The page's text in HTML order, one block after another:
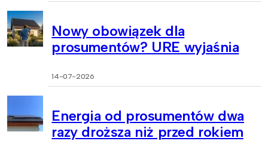
Nowy obowiązek dla
prosumentów? URE wyjaśnia
14-07-2026
Energia od prosumentów dwa
razy droższa niż przed rokiem